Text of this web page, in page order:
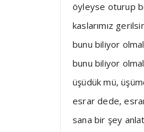
öyleyse oturup
kaslarımız
bunu biliyor
bunu biliyor
üşüdük mü,
esrar dede,
sana bir şey